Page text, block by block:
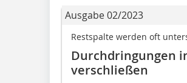
Ausgabe 02/2023
Restspalte werden oft
Durchdringungen
verschließen